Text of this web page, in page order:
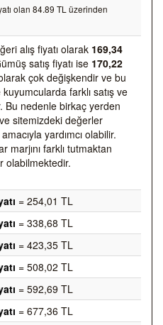
olan 84.89 TL üzerinden
alış fiyatı olarak 169,34
satış fiyatı ise 170,22
olarak çok değişkendir ve bu
farklı satış ve
Bu nedenle birkaç yerden
sitemizdeki değerler
yardımcı olabilir.
marjını farklı tutmaktan
olabilmektedir.
= 254,01 TL
= 338,68 TL
= 423,35 TL
= 508,02 TL
= 592,69 TL
= 677,36 TL